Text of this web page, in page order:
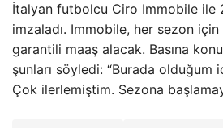
İtalyan futbolcu Ciro Immobile ile
imzaladı. Immobile, her sezon
garantili maaş alacak. Basına
şunları söyledi: “Burada olduğum
Çok ilerlemiştim. Sezona